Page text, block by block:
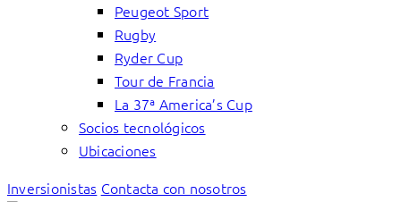
Peugeot Sport
Rugby
Ryder Cup
Tour de Francia
La 37ª America’s Cup
Socios tecnológicos
Ubicaciones
Inversionistas Contacta con nosotros